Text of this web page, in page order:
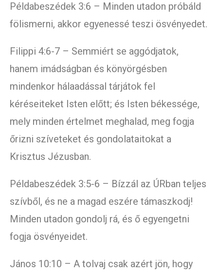
Példabeszédek 3:6 – Minden utadon próbáld
fölismerni, akkor egyenessé teszi ösvényedet.
Filippi 4:6-7 – Semmiért se aggódjatok,
hanem imádságban és könyörgésben
mindenkor hálaadással tárjátok fel
kéréseiteket Isten előtt; és Isten békessége,
mely minden értelmet meghalad, meg fogja
őrizni szíveteket és gondolataitokat a
Krisztus Jézusban.
Példabeszédek 3:5-6 – Bízzál az ÚRban teljes
szívből, és ne a magad eszére támaszkodj!
Minden utadon gondolj rá, és ő egyengetni
fogja ösvényeidet.
János 10:10 – A tolvaj csak azért jön, hogy